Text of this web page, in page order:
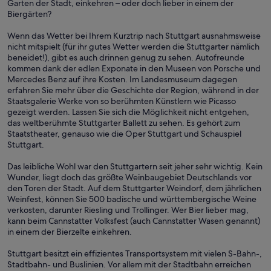
Garten der Stadt, einkehren – oder doch lieber in einem der
Biergärten?
Wenn das Wetter bei Ihrem Kurztrip nach Stuttgart ausnahmsweise
nicht mitspielt (für ihr gutes Wetter werden die Stuttgarter nämlich
beneidet!), gibt es auch drinnen genug zu sehen. Autofreunde
kommen dank der edlen Exponate in den Museen von Porsche und
Mercedes Benz auf ihre Kosten. Im Landesmuseum dagegen
erfahren Sie mehr über die Geschichte der Region, während in der
Staatsgalerie Werke von so berühmten Künstlern wie Picasso
gezeigt werden. Lassen Sie sich die Möglichkeit nicht entgehen,
das weltberühmte Stuttgarter Ballett zu sehen. Es gehört zum
Staatstheater, genauso wie die Oper Stuttgart und Schauspiel
Stuttgart.
Das leibliche Wohl war den Stuttgartern seit jeher sehr wichtig. Kein
Wunder, liegt doch das größte Weinbaugebiet Deutschlands vor
den Toren der Stadt. Auf dem Stuttgarter Weindorf, dem jährlichen
Weinfest, können Sie 500 badische und württembergische Weine
verkosten, darunter Riesling und Trollinger. Wer Bier lieber mag,
kann beim Cannstatter Volksfest (auch Cannstatter Wasen genannt)
in einem der Bierzelte einkehren.
Stuttgart besitzt ein effizientes Transportsystem mit vielen S-Bahn-,
Stadtbahn- und Buslinien. Vor allem mit der Stadtbahn erreichen